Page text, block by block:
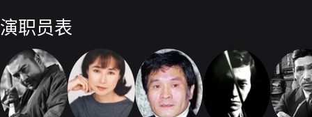
演职员表